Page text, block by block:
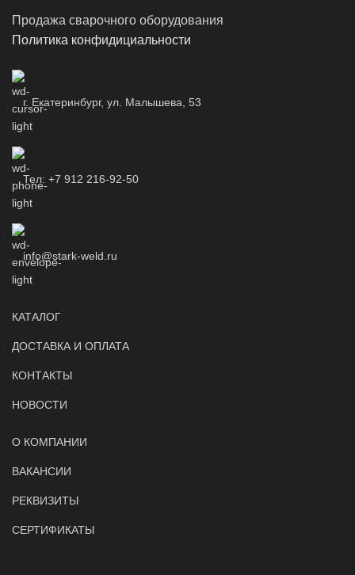
Продажа сварочного оборудования
Политика конфидициальности
г. Екатеринбург, ул. Малышева, 53
Тел: +7 912 216-92-50
info@stark-weld.ru
КАТАЛОГ
ДОСТАВКА И ОПЛАТА
КОНТАКТЫ
НОВОСТИ
О КОМПАНИИ
ВАКАНСИИ
РЕКВИЗИТЫ
СЕРТИФИКАТЫ